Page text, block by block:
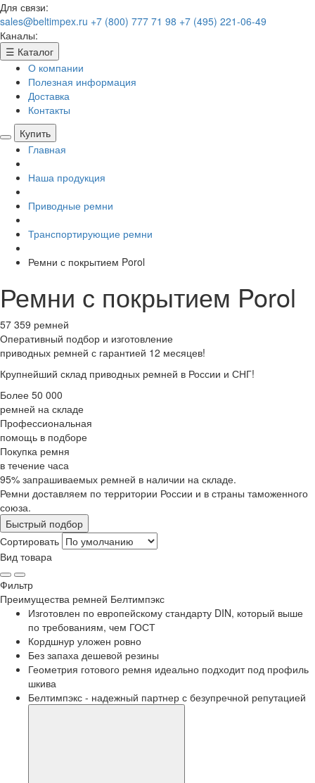
Для связи:
sales@beltimpex.ru +7 (800) 777 71 98 +7 (495) 221-06-49
Каналы:
☰ Каталог
О компании
Полезная информация
Доставка
Контакты
Купить
Главная
Наша продукция
Приводные ремни
Транспортирующие ремни
Ремни с покрытием Porol
Ремни с покрытием Porol
57 359 ремней
Оперативный подбор и изготовление
приводных ремней с гарантией 12 месяцев!
Крупнейший склад приводных ремней в России и СНГ!
Более 50 000
ремней на складе
Профессиональная
помощь в подборе
Покупка ремня
в течение часа
95% запрашиваемых ремней в наличии на складе.
Ремни доставляем по территории России и в страны таможенного
союза.
Быстрый подбор
Сортировать
Вид товара
Фильтр
Преимущества ремней Белтимпэкс
Изготовлен по европейскому стандарту DIN, который выше
по требованиям, чем ГОСТ
Кордшнур уложен ровно
Без запаха дешевой резины
Геометрия готового ремня идеально подходит под профиль
шкива
Белтимпэкс - надежный партнер с безупречной репутацией